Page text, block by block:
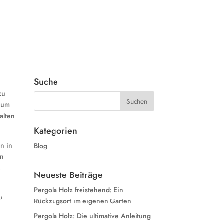
in
Suche
Kategorien
Blog
Neueste Beiträge
Pergola Holz freistehend: Ein
Rückzugsort im eigenen Garten
Pergola Holz: Die ultimative Anleitung